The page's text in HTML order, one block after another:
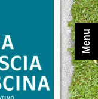
Menu